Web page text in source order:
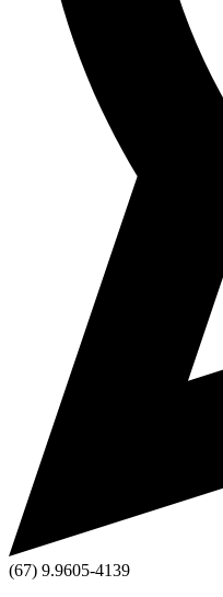
(67) 9.9605-4139